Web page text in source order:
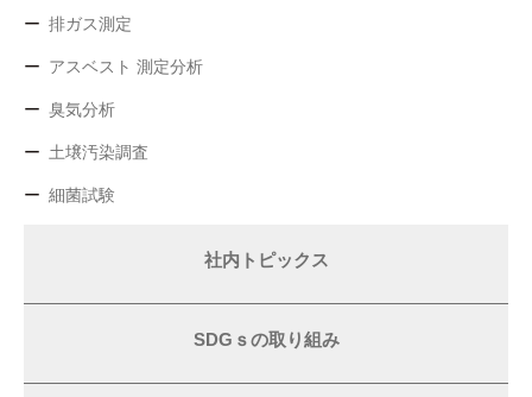
排ガス測定
アスベスト 測定分析
臭気分析
土壌汚染調査
細菌試験
社内トピックス
SDGｓの取り組み